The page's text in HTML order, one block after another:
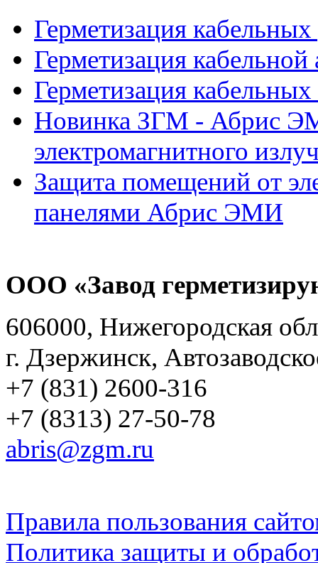
Герметизация
Герметизация
Герметизация
Новинка ЗГМ - Абрис
электромагнитного
Защита помещений от
панелями Абрис ЭМИ
ООО «Завод
606000, Нижегородская
г. Дзержинск,
+7 (831) 2600-316
+7 (8313) 27-50-78
abris@zgm.ru
Правила пользования
Политика защиты и